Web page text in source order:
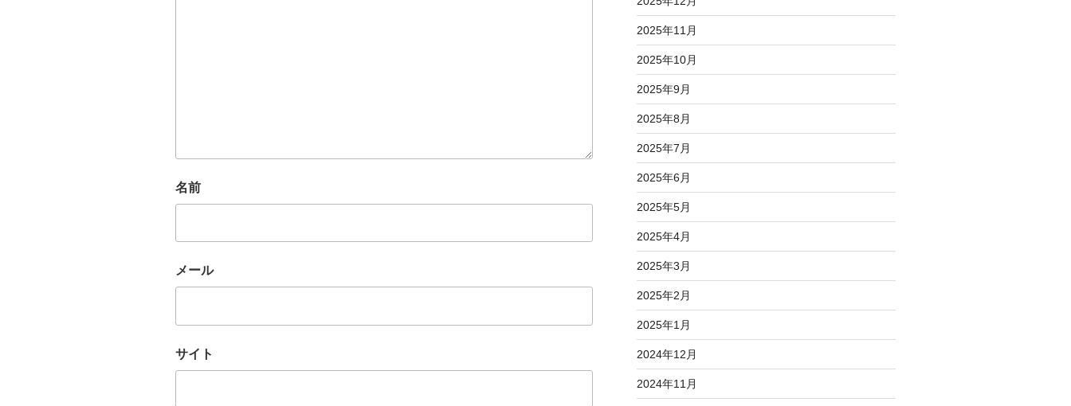
名前
メール
サイト
2025年11月
2025年10月
2025年9月
2025年8月
2025年7月
2025年6月
2025年5月
2025年4月
2025年3月
2025年2月
2025年1月
2024年12月
2024年11月